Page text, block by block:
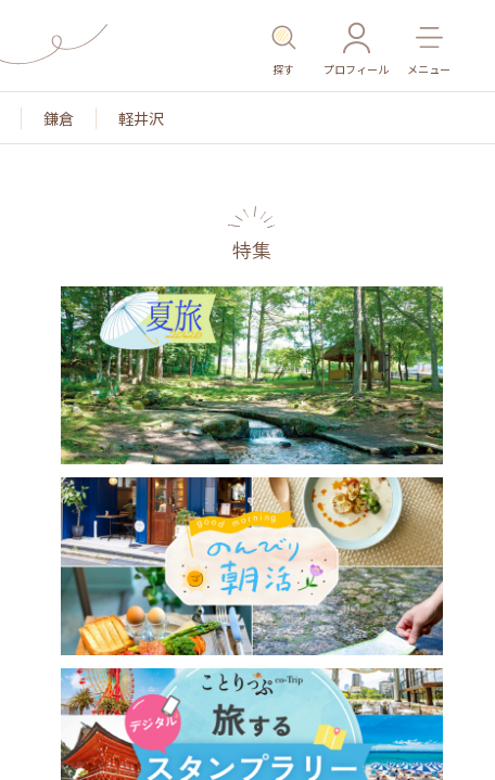
探す プロフィール メニュー
鎌倉 軽井沢
名所・旧跡 温泉・スパ その他施設 ごはん
特集